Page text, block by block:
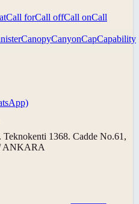
Call forCall offCall onCall
CanopyCanyonCapCapability
1368. Cadde No.61,
ANKARA